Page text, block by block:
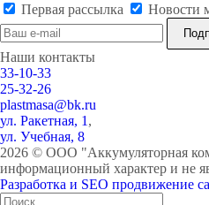
Первая рассылка
Новости
Наши контакты
33-10-33
25-32-26
plastmasa@bk.ru
ул. Ракетная, 1 ,
ул. Учебная, 8
2026 © ООО "Аккумуляторная
информационный характер и не
Разработка и SEO продвижение